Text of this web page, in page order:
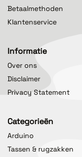
Betaalmethoden
Klantenservice
Informatie
Over ons
Disclaimer
Privacy Statement
Categorieën
Arduino
Tassen & rugzakken